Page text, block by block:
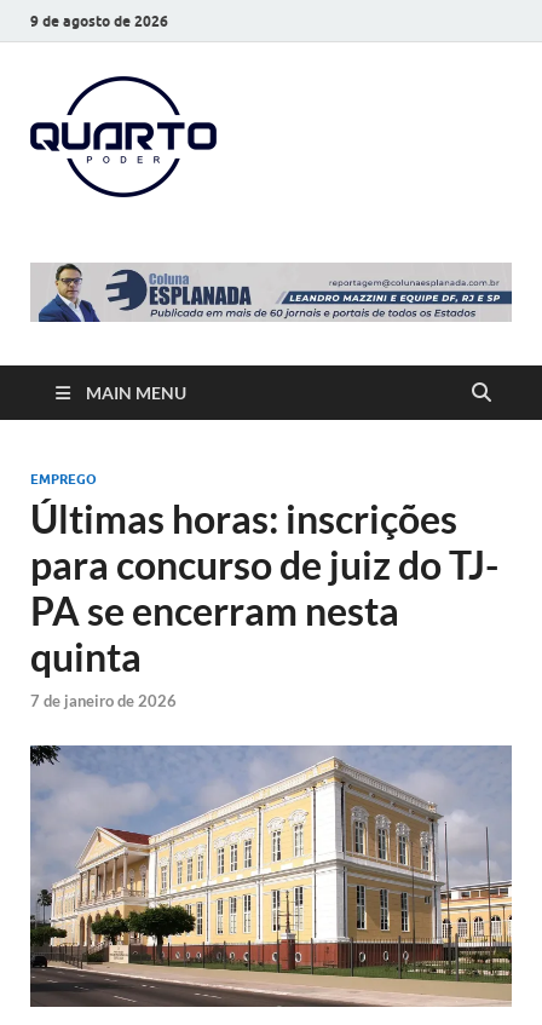
9 de agosto de 2026
MAIN MENU
EMPREGO
Últimas horas: inscrições
para concurso de juiz do TJ-
PA se encerram nesta
quinta
7 de janeiro de 2026